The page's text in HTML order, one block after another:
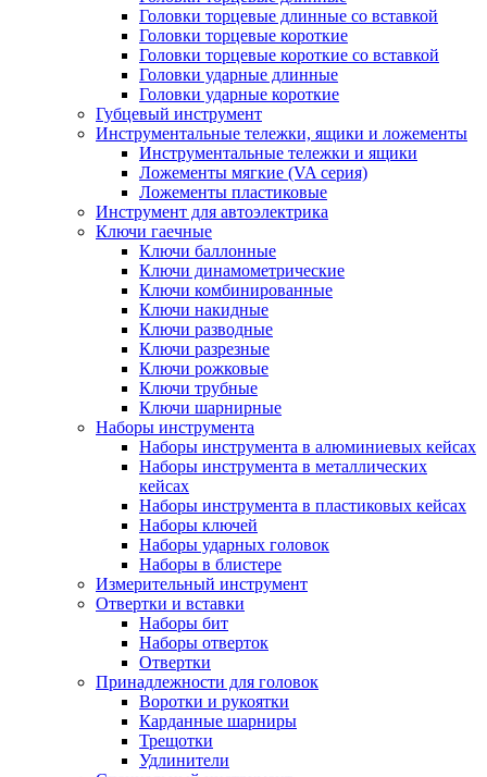
Головки торцевые длинные со вставкой
Головки торцевые короткие
Головки торцевые короткие со вставкой
Головки ударные длинные
Головки ударные короткие
Губцевый инструмент
Инструментальные тележки, ящики и ложементы
Инструментальные тележки и ящики
Ложементы мягкие (VA серия)
Ложементы пластиковые
Инструмент для автоэлектрика
Ключи гаечные
Ключи баллонные
Ключи динамометрические
Ключи комбинированные
Ключи накидные
Ключи разводные
Ключи разрезные
Ключи рожковые
Ключи трубные
Ключи шарнирные
Наборы инструмента
Наборы инструмента в алюминиевых кейсах
Наборы инструмента в металлических
кейсах
Наборы инструмента в пластиковых кейсах
Наборы ключей
Наборы ударных головок
Наборы в блистере
Измерительный инструмент
Отвертки и вставки
Наборы бит
Наборы отверток
Отвертки
Принадлежности для головок
Воротки и рукоятки
Карданные шарниры
Трещотки
Удлинители